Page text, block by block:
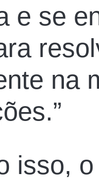
e se
na
isso,